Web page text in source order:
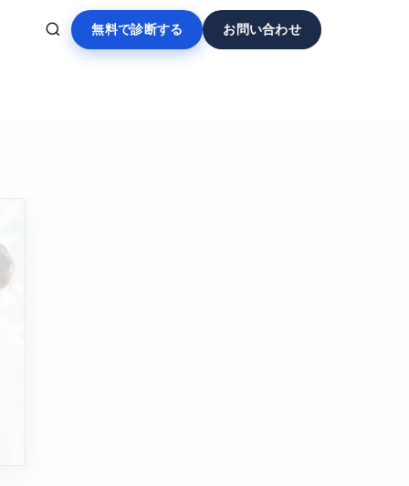
無料で診断する お問い合わせ